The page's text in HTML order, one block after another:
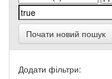
Почати новий пошук
Додати фільтри: